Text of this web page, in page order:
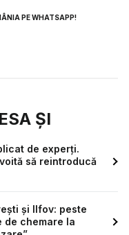
PE WHATSAPP!
ȘI
de experți.
să reintroducă
și Ilfov: peste
de chemare la